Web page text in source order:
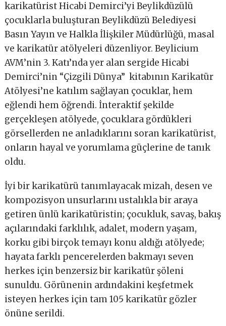
karikatürist Hicabi Demirci’yi Beylikdüzülü
çocuklarla buluşturan Beylikdüzü Belediyesi
Basın Yayın ve Halkla İlişkiler Müdürlüğü, masal
ve karikatür atölyeleri düzenliyor. Beylicium
AVM’nin 3. Katı’nda yer alan sergide Hicabi
Demirci’nin “Çizgili Dünya” kitabının Karikatür
Atölyesi’ne katılım sağlayan çocuklar, hem
eğlendi hem öğrendi. İnteraktif şekilde
gerçekleşen atölyede, çocuklara gördükleri
görsellerden ne anladıklarını soran karikatürist,
onların hayal ve yorumlama güçlerine de tanık
oldu.
İyi bir karikatürü tanımlayacak mizah, desen ve
kompozisyon unsurlarını ustalıkla bir araya
getiren ünlü karikatüristin; çocukluk, savaş, bakış
açılarındaki farklılık, adalet, modern yaşam,
korku gibi birçok temayı konu aldığı atölyede;
hayata farklı pencerelerden bakmayı seven
herkes için benzersiz bir karikatür şöleni
sunuldu. Görünenin ardındakini keşfetmek
isteyen herkes için tam 105 karikatür gözler
önüne serildi.